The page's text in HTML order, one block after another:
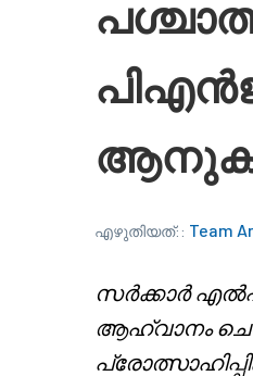
എഴുതിയത്:: Team
സർക്കാർ
ആഹ്വാനം